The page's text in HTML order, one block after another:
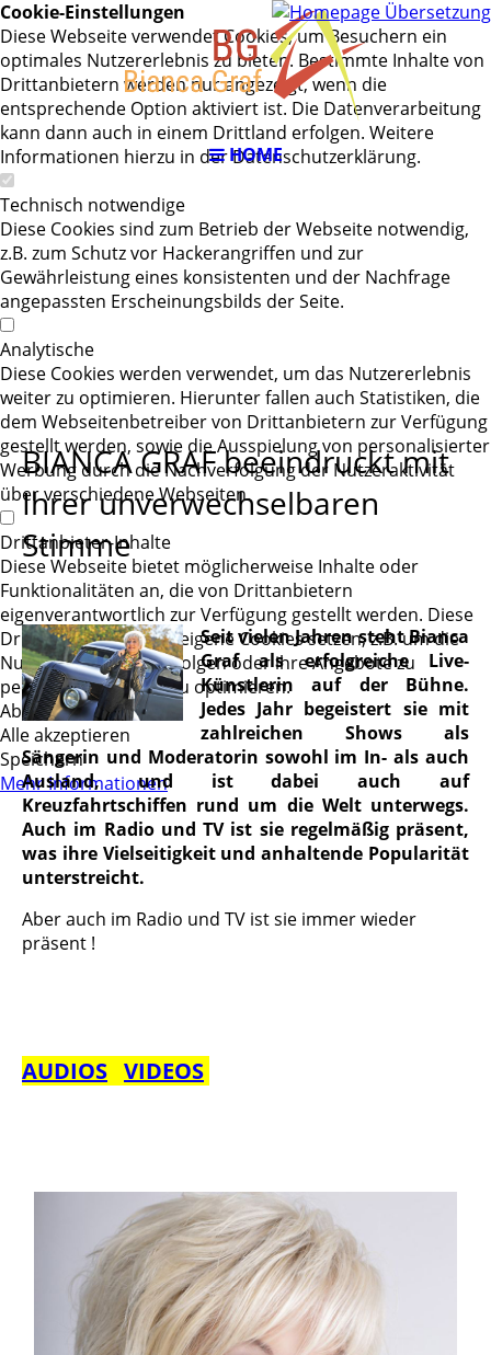
HOME
RS
BIANCA GRAF beeindruckt mit
Ihrer unverwechselbaren
Stimme
Seit vielen Jahren steht Bianca
Graf als erfolgreiche Live-
Künstlerin auf der Bühne.
Jedes Jahr begeistert sie mit
zahlreichen Shows als
Sängerin und Moderatorin sowohl im In- als auch
Ausland, und ist dabei auch auf
Kreuzfahrtschiffen rund um die Welt unterwegs.
Auch im Radio und TV ist sie regelmäßig präsent,
was ihre Vielseitigkeit und anhaltende Popularität
unterstreicht.
Aber auch im Radio und TV ist sie immer wieder
präsent !
AUDIOS VIDEOS
Cookie-Einstellungen
Diese Webseite verwendet Cookies, um Besuchern ein
optimales Nutzererlebnis zu bieten. Bestimmte Inhalte von
Drittanbietern werden nur angezeigt, wenn die
entsprechende Option aktiviert ist. Die Datenverarbeitung
kann dann auch in einem Drittland erfolgen. Weitere
Informationen hierzu in der Datenschutzerklärung.
Technisch notwendige
Diese Cookies sind zum Betrieb der Webseite notwendig,
z.B. zum Schutz vor Hackerangriffen und zur
Gewährleistung eines konsistenten und der Nachfrage
angepassten Erscheinungsbilds der Seite.
Analytische
Diese Cookies werden verwendet, um das Nutzererlebnis
weiter zu optimieren. Hierunter fallen auch Statistiken, die
dem Webseitenbetreiber von Drittanbietern zur Verfügung
gestellt werden, sowie die Ausspielung von personalisierter
Werbung durch die Nachverfolgung der Nutzeraktivität
über verschiedene Webseiten.
Drittanbieter-Inhalte
Diese Webseite bietet möglicherweise Inhalte oder
Funktionalitäten an, die von Drittanbietern
eigenverantwortlich zur Verfügung gestellt werden. Diese
Drittanbieter können eigene Cookies setzen, z.B. um die
Nutzeraktivität zu verfolgen oder ihre Angebote zu
personalisieren und zu optimieren.
Ablehnen
Alle akzeptieren
Speichern
Mehr Informationen